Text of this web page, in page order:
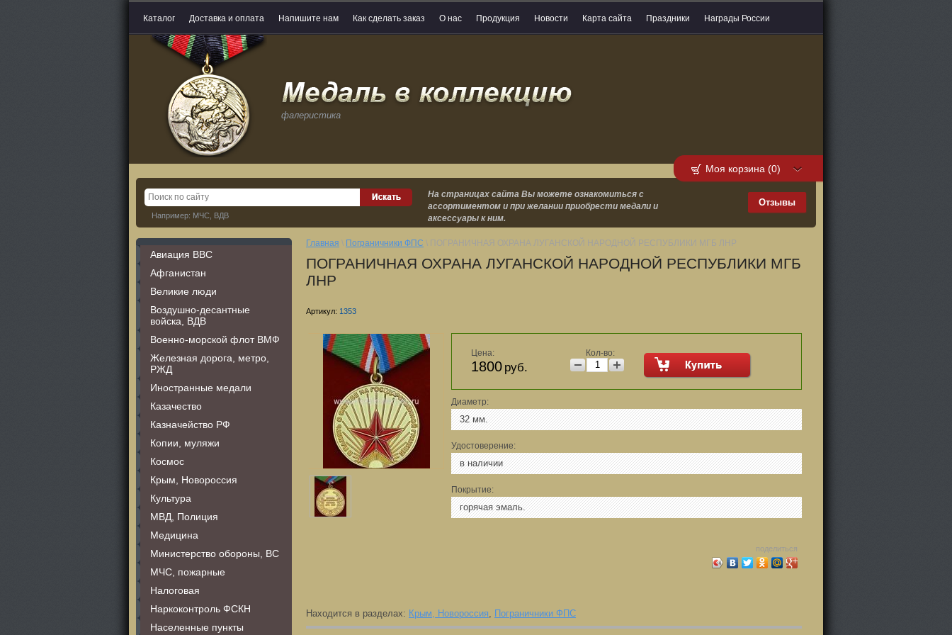
Каталог Доставка и оплата Напишите нам Как сделать заказ О нас Продукция Новости Карта сайта Праздники Награды России
фалеристика
Моя корзина (0)
Например: МЧС, ВДВ
На страницах сайта Вы можете ознакомиться с
ассортиментом и при желании приобрести медали и
аксессуары к ним.
Отзывы
Авиация ВВС
Афганистан
Великие люди
Воздушно-десантные
войска, ВДВ
Военно-морской флот ВМФ
Железная дорога, метро,
РЖД
Иностранные медали
Казачество
Казначейство РФ
Копии, муляжи
Космос
Крым, Новороссия
Культура
МВД, Полиция
Медицина
Министерство обороны, ВС
МЧС, пожарные
Налоговая
Наркоконтроль ФСКН
Населенные пункты
Главная \ Пограничники ФПС \ ПОГРАНИЧНАЯ ОХРАНА ЛУГАНСКОЙ НАРОДНОЙ РЕСПУБЛИКИ МГБ ЛНР
ПОГРАНИЧНАЯ ОХРАНА ЛУГАНСКОЙ НАРОДНОЙ РЕСПУБЛИКИ МГБ
ЛНР
Артикул: 1353
Цена:
1800 руб.
Кол-во:
Диаметр:
32 мм.
Удостоверение:
в наличии
Покрытие:
горячая эмаль.
поделиться
Находится в разделах: Крым, Новороссия, Пограничники ФПС